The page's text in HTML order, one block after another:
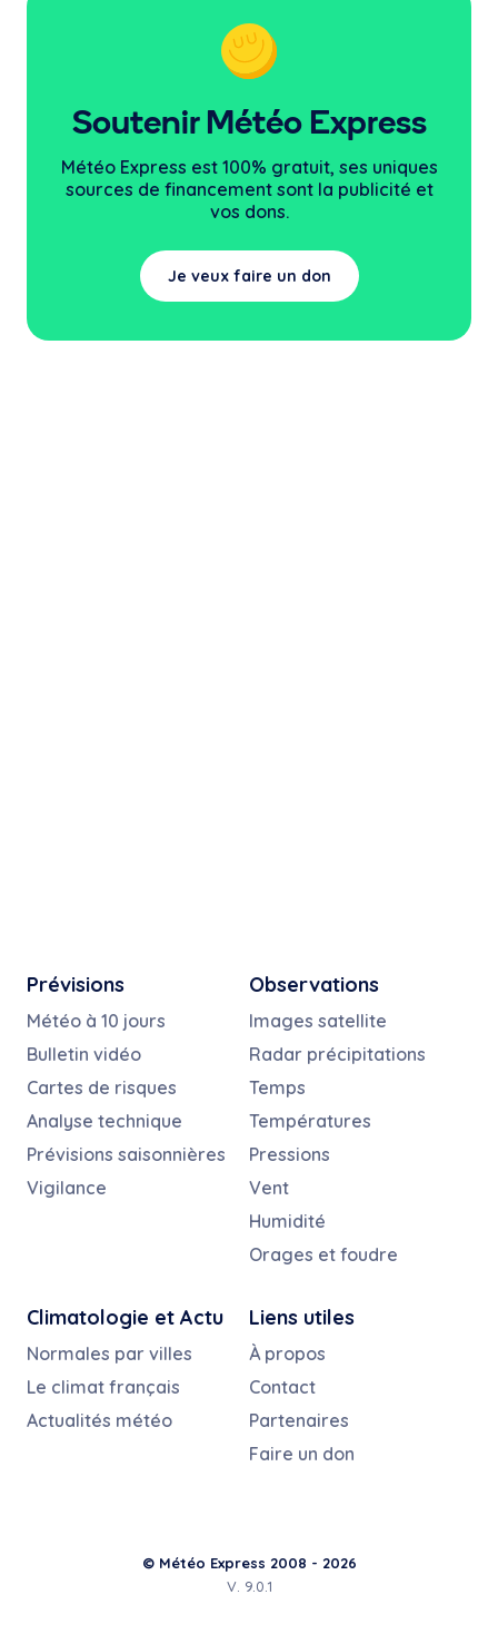
Soutenir Météo Express
Météo Express est 100% gratuit, ses uniques
sources de financement sont la publicité et
vos dons.
Je veux faire un don
Prévisions
Météo à 10 jours
Bulletin vidéo
Cartes de risques
Analyse technique
Prévisions saisonnières
Vigilance
Observations
Images satellite
Radar précipitations
Temps
Températures
Pressions
Vent
Humidité
Orages et foudre
Climatologie et Actu
Normales par villes
Le climat français
Actualités météo
Liens utiles
À propos
Contact
Partenaires
Faire un don
© Météo Express 2008 - 2026
V. 9.0.1